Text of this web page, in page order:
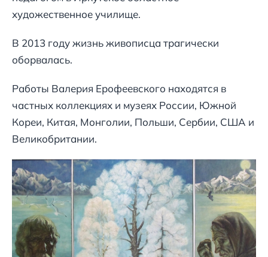
художественное училище.
В 2013 году жизнь живописца трагически
оборвалась.
Работы Валерия Ерофеевского находятся в
частных коллекциях и музеях России, Южной
Кореи, Китая, Монголии, Польши, Сербии, США и
Великобритании.